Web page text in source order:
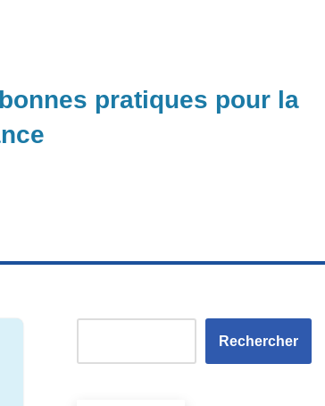
pratiques pour la
Rechercher